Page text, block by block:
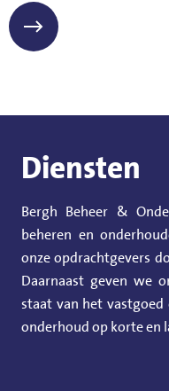
Diensten
Bergh Beheer &
beheren en
onze opdrachtgevers
Daarnaast geven we
staat van het
onderhoud op korte en